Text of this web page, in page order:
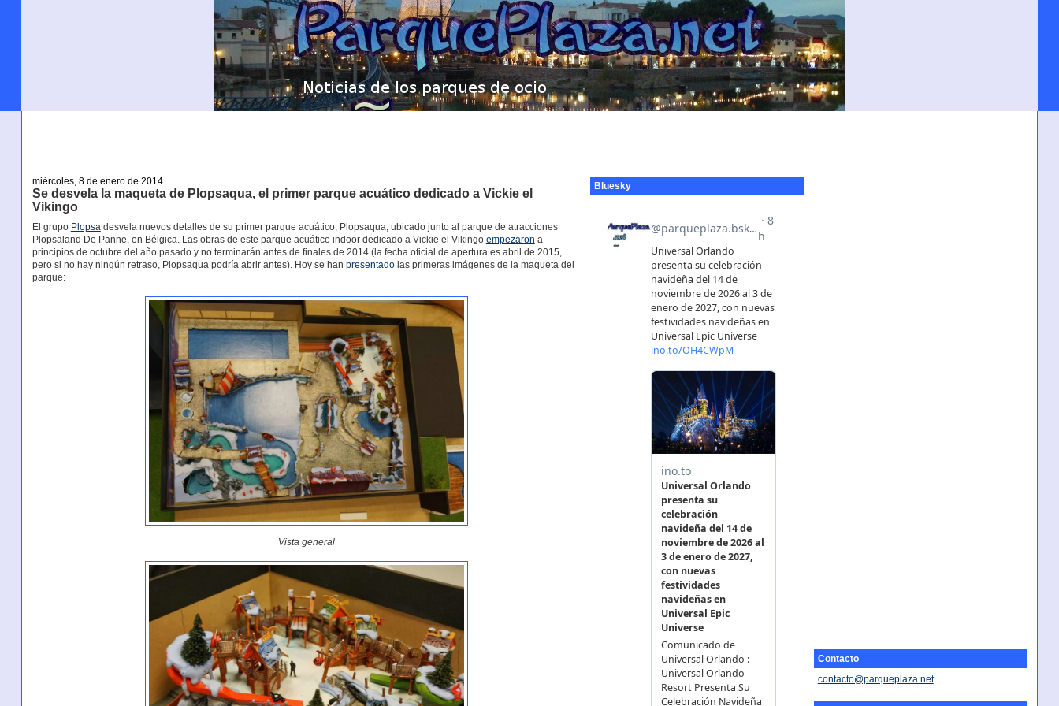
Contacto
contacto@parqueplaza.net
miércoles, 8 de enero de 2014
Se desvela la maqueta de Plopsaqua, el primer parque acuático dedicado a Vickie el
Vikingo
El grupo Plopsadesvela nuevos detalles de su primer parque acuático, Plopsaqua, ubicado junto al parque de atracciones
Plopsaland De Panne, en Bélgica. Las obras de este parque acuático indoor dedicado a Vickie el Vikingo empezaron a
principios de octubre del año pasado y no terminarán antes de finales de 2014 (la fecha oficial de apertura es abril de 2015,
pero si no hay ningún retraso, Plopsaqua podría abrir antes). Hoy se han presentadolas primeras imágenes de la maqueta del
parque:
Vista general
Bluesky